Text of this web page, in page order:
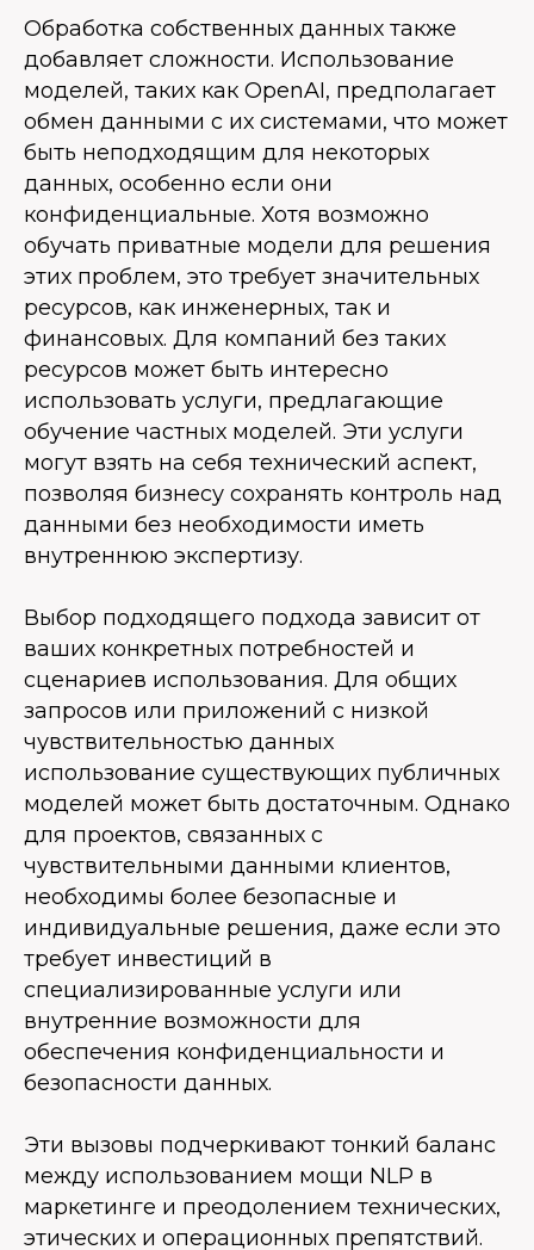
Обработка собственных данных также
добавляет сложности. Использование
моделей, таких как OpenAI, предполагает
обмен данными с их системами, что может
быть неподходящим для некоторых
данных, особенно если они
конфиденциальные. Хотя возможно
обучать приватные модели для решения
этих проблем, это требует значительных
ресурсов, как инженерных, так и
финансовых. Для компаний без таких
ресурсов может быть интересно
использовать услуги, предлагающие
обучение частных моделей. Эти услуги
могут взять на себя технический аспект,
позволяя бизнесу сохранять контроль над
данными без необходимости иметь
внутреннюю экспертизу.
Выбор подходящего подхода зависит от
ваших конкретных потребностей и
сценариев использования. Для общих
запросов или приложений с низкой
чувствительностью данных
использование существующих публичных
моделей может быть достаточным. Однако
для проектов, связанных с
чувствительными данными клиентов,
необходимы более безопасные и
индивидуальные решения, даже если это
требует инвестиций в
специализированные услуги или
внутренние возможности для
обеспечения конфиденциальности и
безопасности данных.
Эти вызовы подчеркивают тонкий баланс
между использованием мощи NLP в
маркетинге и преодолением технических,
этических и операционных препятствий.